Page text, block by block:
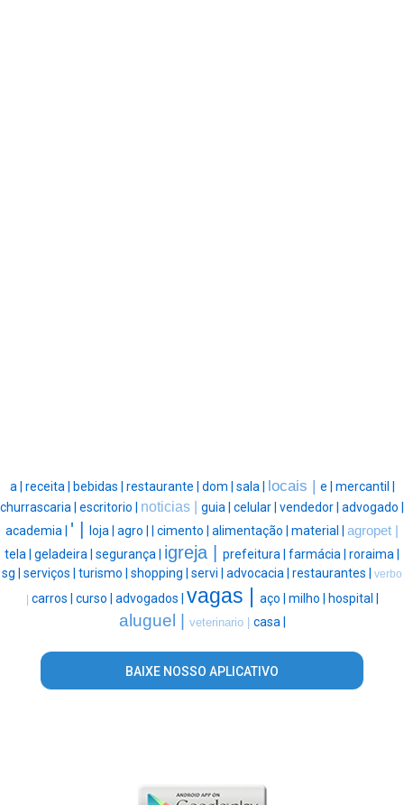
a | receita | bebidas | restaurante | dom | sala | locais | e | mercantil |
churrascaria | escritorio | noticias | guia | celular | vendedor | advogado |
academia | ' | loja | agro | | cimento | alimentação | material | agropet |
tela | geladeira | segurança | igreja | prefeitura | farmácia | roraima |
sg | serviços | turismo | shopping | servi | advocacia | restaurantes | verbo
| carros | curso | advogados | vagas | aço | milho | hospital |
aluguel | veterinario | casa |
BAIXE NOSSO APLICATIVO